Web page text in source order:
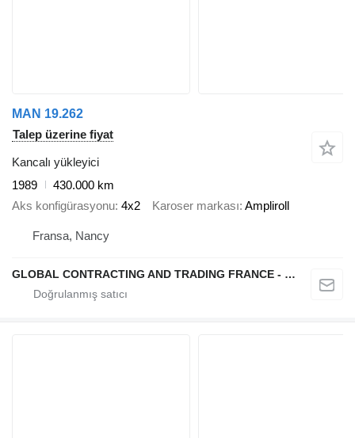
MAN 19.262
Talep üzerine fiyat
Kancalı yükleyici
1989
430.000 km
Aks konfigürasyonu 4x2 Karoser markası Ampliroll
Fransa, Nancy
GLOBAL CONTRACTING AND TRADING FRANCE - GCTF